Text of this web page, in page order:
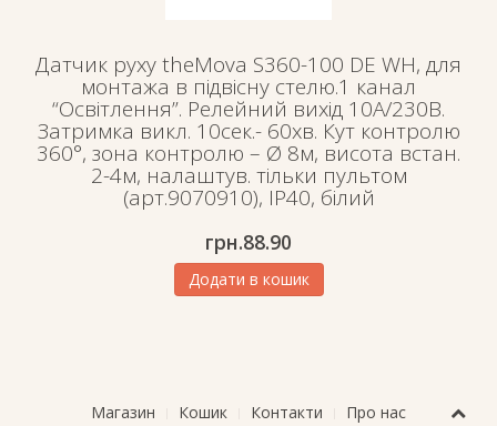
Датчик руху theMova S360-100 DE WH, для
монтажа в підвісну стелю.1 канал
“Освітлення”. Релейний вихід 10А/230В.
Затримка викл. 10сек.- 60хв. Кут контролю
360°, зона контролю – Ø 8м, висота встан.
2-4м, налаштув. тільки пультом
(арт.9070910), IP40, білий
грн.88.90
Додати в кошик
Магазин Кошик Контакти Про нас